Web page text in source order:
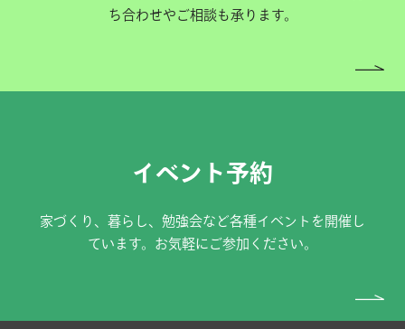
ち合わせやご相談も承ります。
イベント予約
家づくり、暮らし、勉強会など各種イベントを開催し
ています。お気軽にご参加ください。